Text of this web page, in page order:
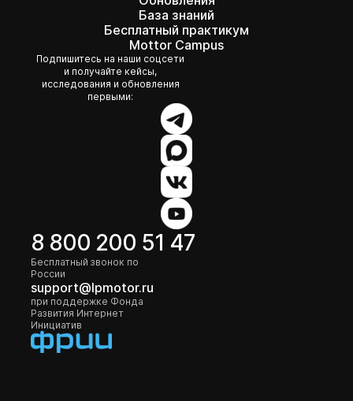
База знаний
Бесплатный практикум
Mottor Campus
Подпишитесь на наши соцсети
и получайте кейсы,
исследования и обновления
первыми:
8 800 200 51 47
Бесплатный звонок по
России
support@lpmotor.ru
при поддержке Фонда
Развития Интернет
Инициатив